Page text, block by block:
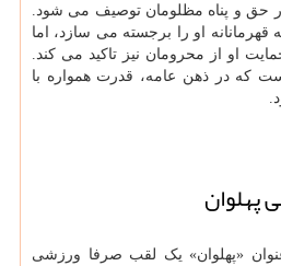
حق و پناه مظلومان توصیف می شود.
قهرمانانه او را برجسته می سازد، اما
او از محرومان نیز تاکید می کند.
که در ذهن عامه، قدرت همواره با
پهلوان
«پهلوان» یک لقب صرفا ورزشی